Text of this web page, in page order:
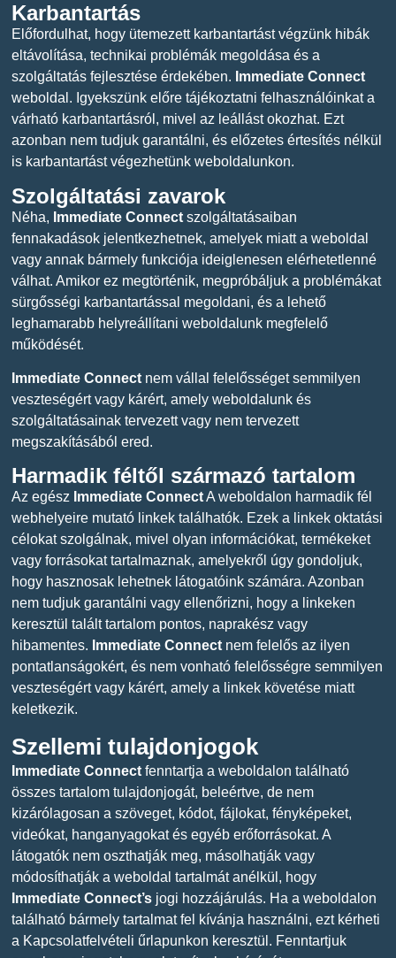
Karbantartás
Előfordulhat, hogy ütemezett karbantartást végzünk hibák
eltávolítása, technikai problémák megoldása és a
szolgáltatás fejlesztése érdekében. Immediate Connect
weboldal. Igyekszünk előre tájékoztatni felhasználóinkat a
várható karbantartásról, mivel az leállást okozhat. Ezt
azonban nem tudjuk garantálni, és előzetes értesítés nélkül
is karbantartást végezhetünk weboldalunkon.
Szolgáltatási zavarok
Néha, Immediate Connect szolgáltatásaiban
fennakadások jelentkezhetnek, amelyek miatt a weboldal
vagy annak bármely funkciója ideiglenesen elérhetetlenné
válhat. Amikor ez megtörténik, megpróbáljuk a problémákat
sürgősségi karbantartással megoldani, és a lehető
leghamarabb helyreállítani weboldalunk megfelelő
működését.
Immediate Connect nem vállal felelősséget semmilyen
veszteségért vagy kárért, amely weboldalunk és
szolgáltatásainak tervezett vagy nem tervezett
megszakításából ered.
Harmadik féltől származó tartalom
Az egész Immediate ConnectA weboldalon harmadik fél
webhelyeire mutató linkek találhatók. Ezek a linkek oktatási
célokat szolgálnak, mivel olyan információkat, termékeket
vagy forrásokat tartalmaznak, amelyekről úgy gondoljuk,
hogy hasznosak lehetnek látogatóink számára. Azonban
nem tudjuk garantálni vagy ellenőrizni, hogy a linkeken
keresztül talált tartalom pontos, naprakész vagy
hibamentes. Immediate Connect nem felelős az ilyen
pontatlanságokért, és nem vonható felelősségre semmilyen
veszteségért vagy kárért, amely a linkek követése miatt
keletkezik.
Szellemi tulajdonjogok
Immediate Connect fenntartja a weboldalon található
összes tartalom tulajdonjogát, beleértve, de nem
kizárólagosan a szöveget, kódot, fájlokat, fényképeket,
videókat, hanganyagokat és egyéb erőforrásokat. A
látogatók nem oszthatják meg, másolhatják vagy
módosíthatják a weboldal tartalmát anélkül, hogy
Immediate Connect’s jogi hozzájárulás. Ha a weboldalon
található bármely tartalmat fel kívánja használni, ezt kérheti
a Kapcsolatfelvételi űrlapunkon keresztül. Fenntartjuk